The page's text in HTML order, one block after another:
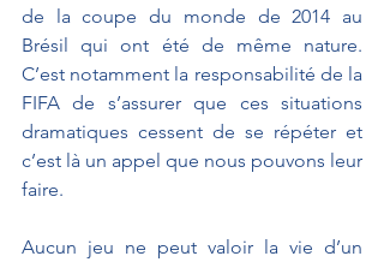
de la coupe du monde de 2014 au
Brésil qui ont été de même nature.
C’est notamment la responsabilité de la
FIFA de s’assurer que ces situations
dramatiques cessent de se répéter et
c’est là un appel que nous pouvons leur
faire.
Aucun jeu ne peut valoir la vie d’un